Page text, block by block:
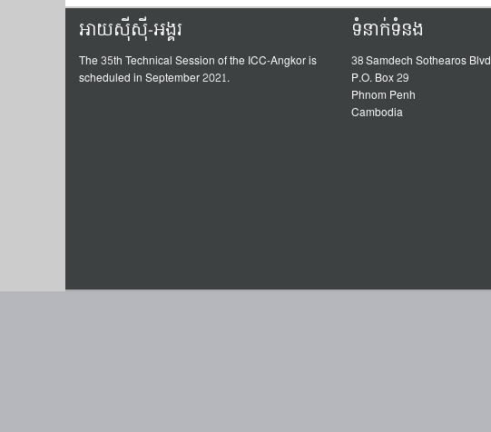
អាយស៊ីស៊ី-អង្គរ
The 35th Technical Session of the ICC-Angkor is
scheduled in September 2021.
ទំនាក់ទំនង
38 Samdech Sothearos Blvd
P.O. Box 29
Phnom Penh
Cambodia